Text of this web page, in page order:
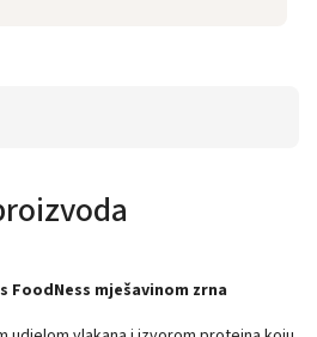
FoodNess mješavinom zrna